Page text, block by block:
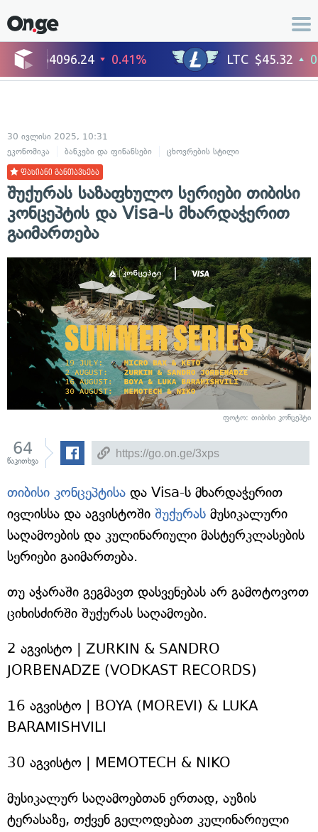
30 ივლისი 2025, 10:31
ეკონომიკა
ბანკები და ფინანსები ცხოვრების სტილი
ფასიანი განთავსება
შუქურას საზაფხულო სერიები თიბისი
კონცეპტის და Visa-ს მხარდაჭერით
გაიმართება
ფოტო: თიბისი კონცეპტი
64
წაკითხვა
თიბისი კონცეპტისა და Visa-ს მხარდაჭერით
ივლისსა და აგვისტოში შუქურას მუსიკალური
საღამოების და კულინარიული მასტერკლასების
სერიები გაიმართება.
თუ აჭარაში გეგმავთ დასვენებას არ გამოტოვოთ
ციხისძირში შუქურას საღამოები.
2 აგვისტო | ZURKIN & SANDRO
JORBENADZE (VODKAST RECORDS)
16 აგვისტო | BOYA (MOREVI) & LUKA
BARAMISHVILI
30 აგვისტო | MEMOTECH & NIKO
მუსიკალურ საღამოებთან ერთად, აუზის
ტერასაზე, თქვენ გელოდებათ კულინარიული